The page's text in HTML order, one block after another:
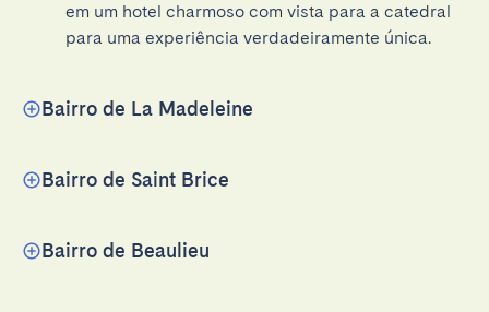
em um hotel charmoso com vista para a catedral
para uma experiência verdadeiramente única.
Bairro de La Madeleine
Bairro de Saint Brice
Bairro de Beaulieu